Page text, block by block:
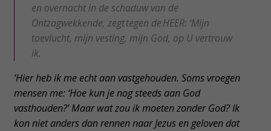
en overnacht in de schaduw van de
Ontzagwekkende, zegt tegen de HEER: ‘Mijn
toevlucht, mijn vesting, mijn God, op U vertrouw
ik.
‘Hier heb ik me echt aan vastgehouden. Soms vroegen
mensen me: ‘Hoe kun je nog steeds aan God
vasthouden?’ Maar wat zou ik moeten zonder God? Ik
kon niet anders dan rennen naar Jezus en geloven dat